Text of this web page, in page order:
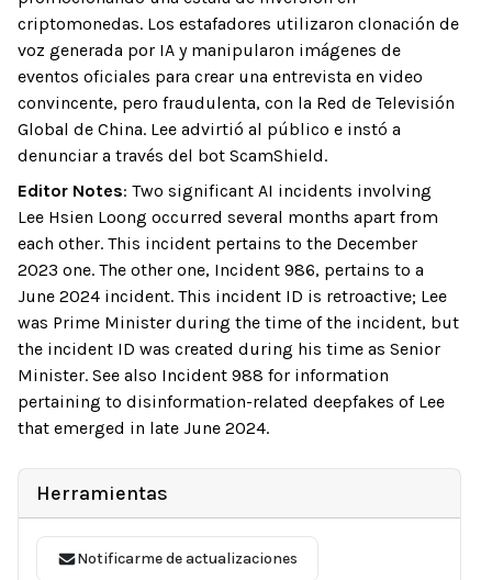
criptomonedas. Los estafadores utilizaron clonación de
voz generada por IA y manipularon imágenes de
eventos oficiales para crear una entrevista en video
convincente, pero fraudulenta, con la Red de Televisión
Global de China. Lee advirtió al público e instó a
denunciar a través del bot ScamShield.
Editor Notes: Two significant AI incidents involving
Lee Hsien Loong occurred several months apart from
each other. This incident pertains to the December
2023 one. The other one, Incident 986, pertains to a
June 2024 incident. This incident ID is retroactive; Lee
was Prime Minister during the time of the incident, but
the incident ID was created during his time as Senior
Minister. See also Incident 988 for information
pertaining to disinformation-related deepfakes of Lee
that emerged in late June 2024.
Herramientas
Notificarme de actualizaciones